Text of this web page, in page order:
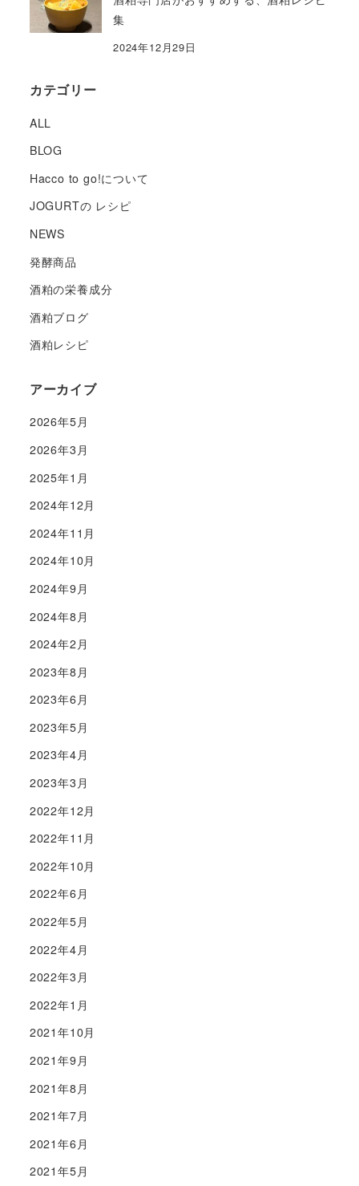
集
2024年12月29日
カテゴリー
ALL
BLOG
Hacco to go!について
JOGURTの レシピ
NEWS
発酵商品
酒粕の栄養成分
酒粕ブログ
酒粕レシピ
アーカイブ
2026年5月
2026年3月
2025年1月
2024年12月
2024年11月
2024年10月
2024年9月
2024年8月
2024年2月
2023年8月
2023年6月
2023年5月
2023年4月
2023年3月
2022年12月
2022年11月
2022年10月
2022年6月
2022年5月
2022年4月
2022年3月
2022年1月
2021年10月
2021年9月
2021年8月
2021年7月
2021年6月
2021年5月